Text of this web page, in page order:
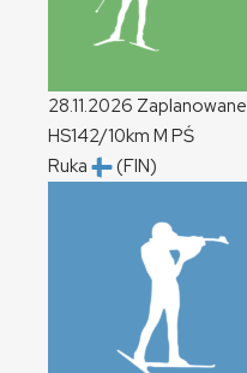
28.11.2026 Zaplanowane
HS142/10km M PŚ
Ruka
(FIN)